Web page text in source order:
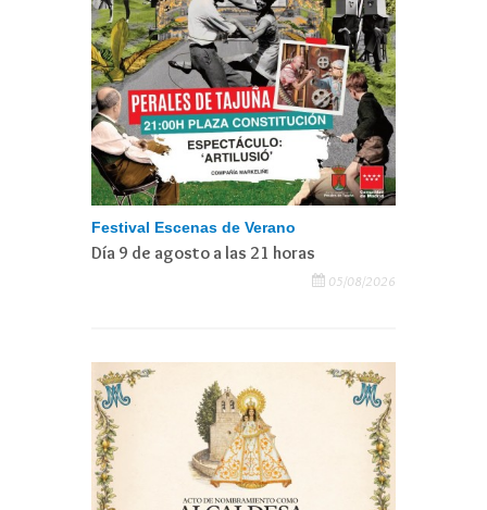
Festival Escenas de Verano
Día 9 de agosto a las 21 horas
05/08/2026